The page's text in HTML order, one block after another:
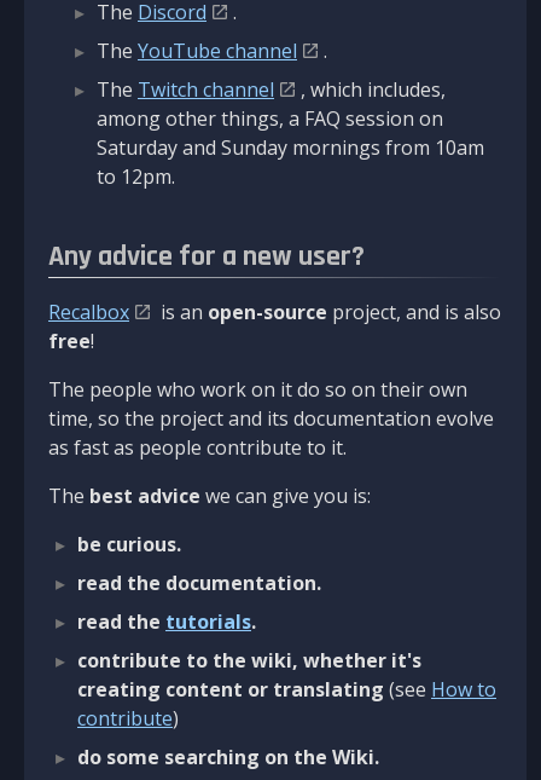
The Discord
.
The YouTube channel
.
The Twitch channel
, which includes,
among other things, a FAQ session on
Saturday and Sunday mornings from 10am
to 12pm.
Any advice for a new user?
Recalbox is an open-source project, and is also
free!
The people who work on it do so on their own
time, so the project and its documentation evolve
as fast as people contribute to it.
The best advice we can give you is:
be curious.
read the documentation.
read the tutorials.
contribute to the wiki, whether it's
creating content or translating (see How to
contribute)
do some searching on the Wiki.